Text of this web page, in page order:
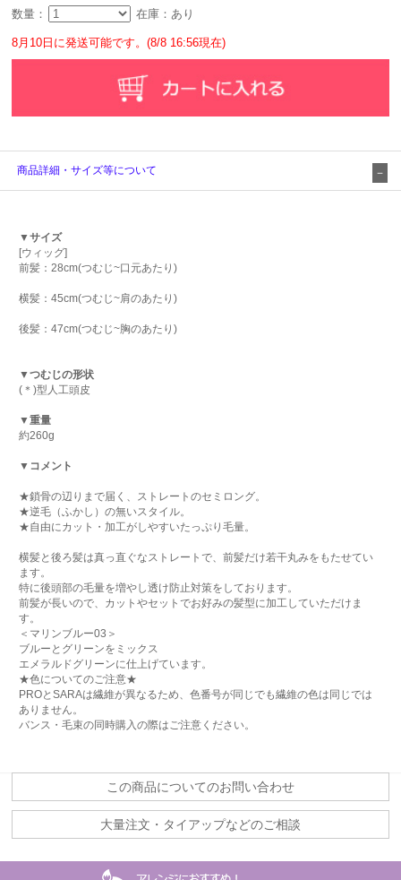
数量： 在庫：あり
8月10日に発送可能です。(8/8 16:56現在)
商品詳細・サイズ等について
▼サイズ
[ウィッグ]
前髪：28cm(つむじ~口元あたり)
横髪：45cm(つむじ~肩のあたり)
後髪：47cm(つむじ~胸のあたり)
▼つむじの形状
(＊)型人工頭皮
▼重量
約260g
▼コメント
★鎖骨の辺りまで届く、ストレートのセミロング。
★逆毛（ふかし）の無いスタイル。
★自由にカット・加工がしやすいたっぷり毛量。
横髪と後ろ髪は真っ直ぐなストレートで、前髪だけ若干丸みをもたせてい
ます。
特に後頭部の毛量を増やし透け防止対策をしております。
前髪が長いので、カットやセットでお好みの髪型に加工していただけま
す。
＜マリンブルー03＞
ブルーとグリーンをミックス
エメラルドグリーンに仕上げています。
★色についてのご注意★
PROとSARAは繊維が異なるため、色番号が同じでも繊維の色は同じでは
ありません。
バンス・毛束の同時購入の際はご注意ください。
この商品についてのお問い合わせ
大量注文・タイアップなどのご相談